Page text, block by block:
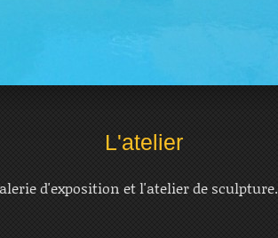
L'atelier
d'exposition et l'atelier de sculpture.